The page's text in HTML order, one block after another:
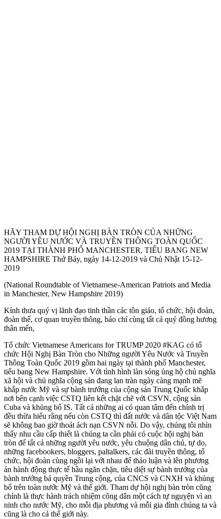
HÃY THAM DỰ HỘI NGHỊ BÀN TRÒN CỦA NHỮNG
NGƯỜI YÊU NƯỚC VÀ TRUYỀN THÔNG TOÀN QUỐC
2019 TẠI THÀNH PHỐ MANCHESTER, TIỂU BANG NEW
HAMPSHIRE Thứ Bảy, ngày 14-12-2019 và Chủ Nhật 15-12-
2019
(National Roundtable of Vietnamese-American Patriots and Media
in Manchester, New Hampshire 2019)
Kính thưa quý vị lãnh đạo tinh thần các tôn giáo, tổ chức, hội đoàn,
đoàn thể, cơ quan truyền thông, báo chí cùng tất cả quý đồng hương
thân mến,
Tổ chức Vietnamese Americans for TRUMP 2020 #KAG có tổ
chức Hội Nghị Bàn Tròn cho Những người Yêu Nước và Truyền
Thông Toàn Quốc 2019 gồm hai ngày tại thành phố Manchester,
tiểu bang New Hampshire. Với tình hình làn sóng ủng hộ chủ nghĩa
xã hội và chủ nghĩa cộng sản đang lan tràn ngày càng mạnh mẽ
khắp nước Mỹ và sự bành trướng của cộng sản Trung Quốc khắp
nơi bên cạnh việc CSTQ liên kết chặt chẽ với CSVN, cộng sản
Cuba và khủng bố IS. Tất cả những ai có quan tâm đến chính trị
đều thừa hiểu rằng nếu còn CSTQ thì đất nước và dân tộc Việt Nam
sẽ không bao giờ thoát ách nạn CSVN nỗi. Do vậy, chúng tôi nhìn
thấy nhu cầu cấp thiết là chúng ta cần phải có cuộc hội nghị bàn
tròn để tất cả những người yêu nước, yêu chuộng dân chủ, tự do,
những facebookers, bloggers, paltalkers, các đài truyền thông, tổ
chức, hội đoàn cùng ngồi lại với nhau để thảo luận và lên phương
án hành động thực tế hầu ngăn chặn, tiêu diệt sự bành trướng của
bành trướng bá quyền Trung cộng, của CNCS và CNXH và khủng
bố trên toàn nước Mỹ và thế giới. Tham dự hội nghị bàn tròn cũng
chính là thực hành trách nhiệm công dân một cách tự nguyện vì an
ninh cho nước Mỹ, cho mỗi địa phương và mỗi gia đình chúng ta và
cũng là cho cả thế giới này.